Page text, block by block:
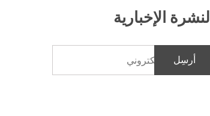
النشرة الإخبارية
أرسِل